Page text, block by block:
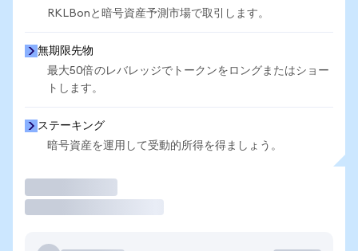
RKLBonと暗号資産予測市場で取引します。
無期限先物
最大50倍のレバレッジでトークンをロングまたはショー
トします。
ステーキング
暗号資産を運用して受動的所得を得ましょう。